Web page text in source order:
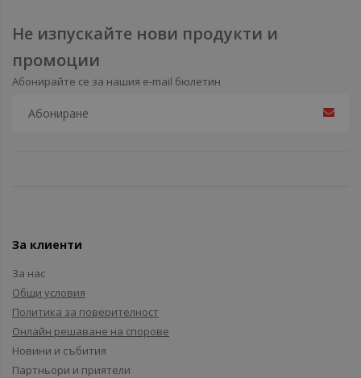
Не изпускайте нови продукти и
промоции
Абонирайте се за нашия e-mail бюлетин
За клиенти
За нас
Общи условия
Политика за поверителност
Онлайн решаване на спорове
Новини и събития
Партньори и приятели